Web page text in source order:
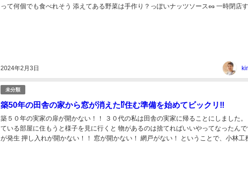
2024年2月3日
って何個でも食べれそう 添えてある野菜は手作り？っぽいナッツソース🥜 一時閉店す
未分類
築50年の田舎の家から窓が消えた⁉︎住む準備を始めてビックリ‼︎
築５０年の実家の扉が開かない！！ ３０代の私は田舎の実家に帰ることにしました
ている部屋に住もうと様子を見に行くと 物があるのは捨てればいいやってなったんで
が発生 押し入れが開かない！！ 窓が開かない！ 網戸がない！ ということで、小林工